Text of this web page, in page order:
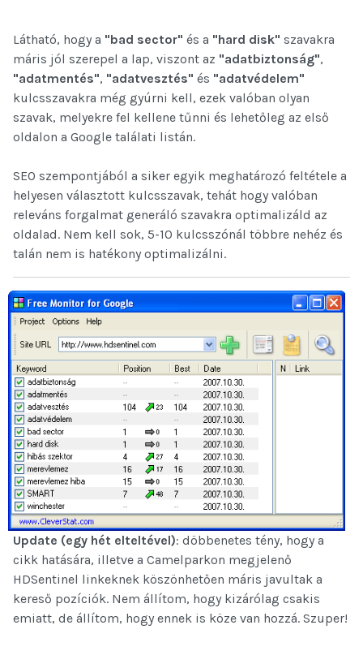
Látható, hogy a "bad sector" és a "hard disk" szavakra
máris jól szerepel a lap, viszont az "adatbiztonság",
"adatmentés", "adatvesztés" és "adatvédelem"
kulcsszavakra még gyúrni kell, ezek valóban olyan
szavak, melyekre fel kellene tűnni és lehetőleg az első
oldalon a Google találati listán.
SEO szempontjából a siker egyik meghatározó feltétele a
helyesen választott kulcsszavak, tehát hogy valóban
releváns forgalmat generáló szavakra optimalizáld az
oldalad. Nem kell sok, 5-10 kulcsszónál többre nehéz és
talán nem is hatékony optimalizálni.
Update (egy hét elteltével): döbbenetes tény, hogy a
cikk hatására, illetve a Camelparkon megjelenő
HDSentinel linkeknek köszönhetően máris javultak a
kereső pozíciók. Nem állítom, hogy kizárólag csakis
emiatt, de állítom, hogy ennek is köze van hozzá. Szuper!